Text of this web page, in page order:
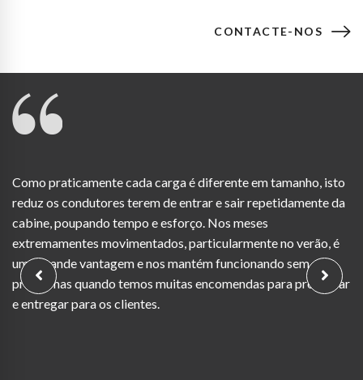
CONTACTE-NOS
Como praticamente cada carga é diferente em tamanho, isto
reduz os condutores terem de entrar e sair repetidamente da
cabine, poupando tempo e esforço. Nos meses
extremamentes movimentados, particularmente no verão, é
uma grande vantagem e nos mantém funcionando sem
problemas quando temos muitas encomendas para processar
e entregar para os clientes.